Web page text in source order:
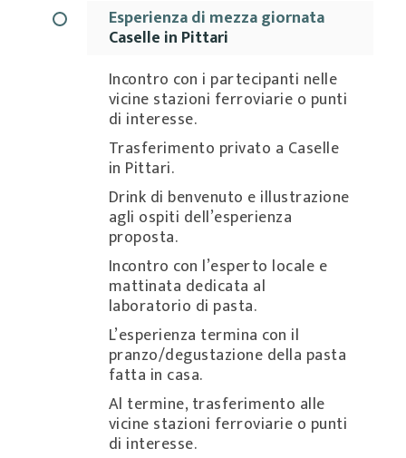
Esperienza di mezza giornata
Caselle in Pittari
Incontro con i partecipanti nelle
vicine stazioni ferroviarie o punti
di interesse.
Trasferimento privato a Caselle
in Pittari.
Drink di benvenuto e illustrazione
agli ospiti dell’esperienza
proposta.
Incontro con l’esperto locale e
mattinata dedicata al
laboratorio di pasta.
L’esperienza termina con il
pranzo/degustazione della pasta
fatta in casa.
Al termine, trasferimento alle
vicine stazioni ferroviarie o punti
di interesse.